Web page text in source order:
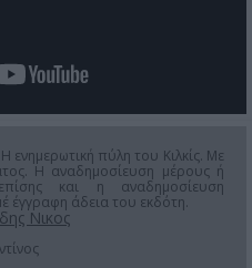
πύλη του Κιλκίς. Με
Η αναδημοσίευση μέρους ή
και η αναδημοσίευση
έγγραφη άδεια του εκδότη.
Νικος